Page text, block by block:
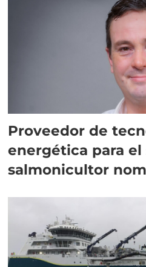
Proveedor de
energética para
salmonicultor